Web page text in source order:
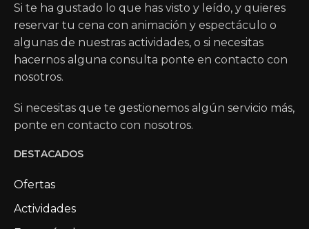
Si te ha gustado lo que has visto y leído, y quieres
reservar tu cena con animación y espectáculo o
algunas de nuestras actividades, o si necesitas
hacernos alguna consulta ponte en contacto con
nosotros.
Si necesitas que te gestionemos algún servicio más,
ponte en contacto con nosotros.
DESTACADOS
Ofertas
Actividades